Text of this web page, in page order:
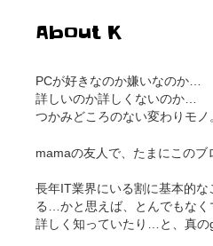
About K
PCが好きなのか嫌いなのか…
詳しいのか詳しくないのか…
つかみどころのない変わりモノ
mamaの友人で、たまにこのブ
長年IT業界にいる割に基本的
る…かと思えば、とんでもなく
詳しく知っていたり…と、真の